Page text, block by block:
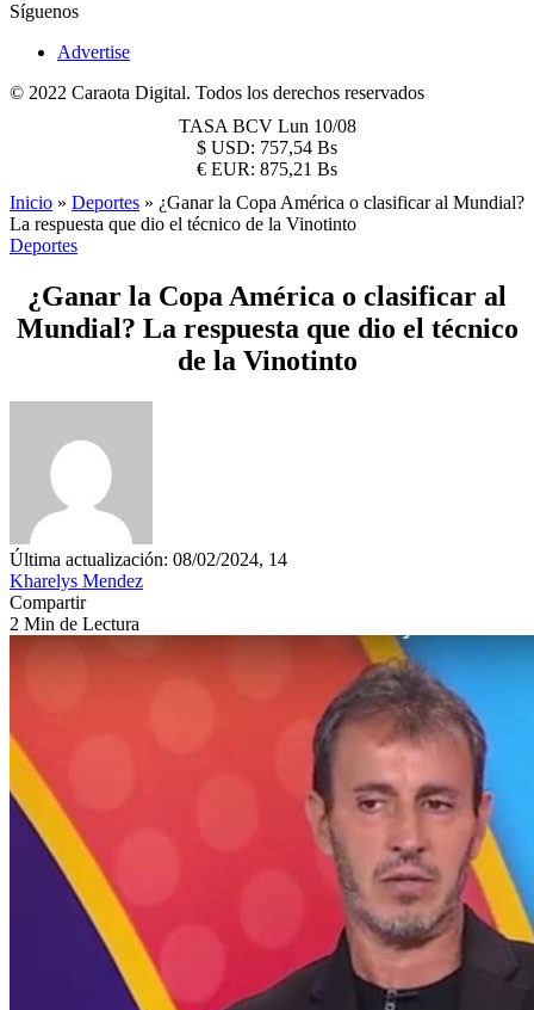
Síguenos
Advertise
© 2022 Caraota Digital. Todos los derechos reservados
TASA BCV Lun 10/08
$ USD: 757,54 Bs
€ EUR: 875,21 Bs
Inicio » Deportes » ¿Ganar la Copa América o clasificar al Mundial?
La respuesta que dio el técnico de la Vinotinto
Deportes
¿Ganar la Copa América o clasificar al
Mundial? La respuesta que dio el técnico
de la Vinotinto
Última actualización: 08/02/2024, 14
Kharelys Mendez
Compartir
2 Min de Lectura